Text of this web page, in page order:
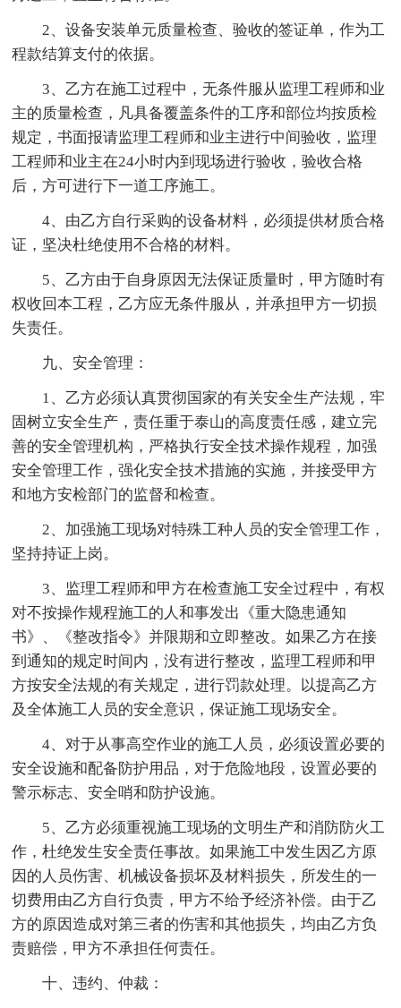
2、设备安装单元质量检查、验收的签证单，作为工
程款结算支付的依据。
3、乙方在施工过程中，无条件服从监理工程师和业
主的质量检查，凡具备覆盖条件的工序和部位均按质检
规定，书面报请监理工程师和业主进行中间验收，监理
工程师和业主在24小时内到现场进行验收，验收合格
后，方可进行下一道工序施工。
4、由乙方自行采购的设备材料，必须提供材质合格
证，坚决杜绝使用不合格的材料。
5、乙方由于自身原因无法保证质量时，甲方随时有
权收回本工程，乙方应无条件服从，并承担甲方一切损
失责任。
九、安全管理：
1、乙方必须认真贯彻国家的有关安全生产法规，牢
固树立安全生产，责任重于泰山的高度责任感，建立完
善的安全管理机构，严格执行安全技术操作规程，加强
安全管理工作，强化安全技术措施的实施，并接受甲方
和地方安检部门的监督和检查。
2、加强施工现场对特殊工种人员的安全管理工作，
坚持持证上岗。
3、监理工程师和甲方在检查施工安全过程中，有权
对不按操作规程施工的人和事发出《重大隐患通知
书》、《整改指令》并限期和立即整改。如果乙方在接
到通知的规定时间内，没有进行整改，监理工程师和甲
方按安全法规的有关规定，进行罚款处理。以提高乙方
及全体施工人员的安全意识，保证施工现场安全。
4、对于从事高空作业的施工人员，必须设置必要的
安全设施和配备防护用品，对于危险地段，设置必要的
警示标志、安全哨和防护设施。
5、乙方必须重视施工现场的文明生产和消防防火工
作，杜绝发生安全责任事故。如果施工中发生因乙方原
因的人员伤害、机械设备损坏及材料损失，所发生的一
切费用由乙方自行负责，甲方不给予经济补偿。由于乙
方的原因造成对第三者的伤害和其他损失，均由乙方负
责赔偿，甲方不承担任何责任。
十、违约、仲裁：